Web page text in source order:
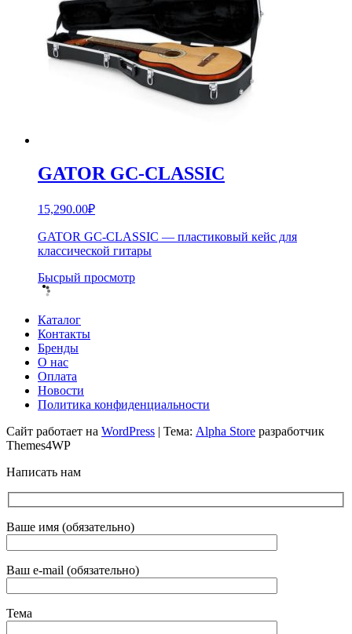
GATOR GC-CLASSIC
15,290.00₽
GATOR GC-CLASSIC — пластиковый кейс для
классической гитары
Бысрый просмотр
Каталог
Контакты
Бренды
О нас
Оплата
Новости
Политика конфиденциальности
Сайт работает на WordPress | Тема: Alpha Store разработчик
Themes4WP
Написать нам
Ваше имя (обязательно)
Ваш e-mail (обязательно)
Тема